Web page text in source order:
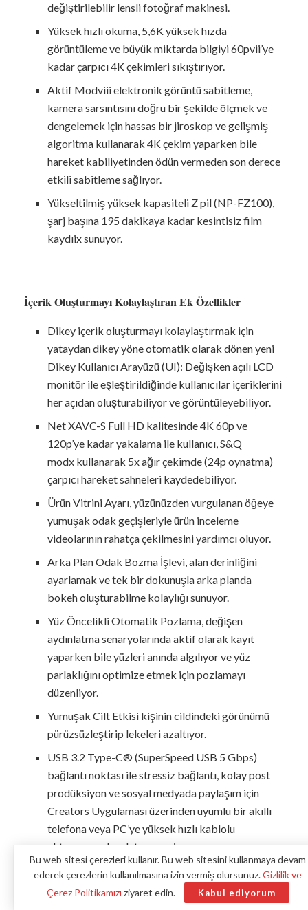
değiştirilebilir lensli fotoğraf makinesi.
Yüksek hızlı okuma, 5,6K yüksek hızda
görüntüleme ve büyük miktarda bilgiyi 60pvii’ye
kadar çarpıcı 4K çekimleri sıkıştırıyor.
Aktif Modviii elektronik görüntü sabitleme,
kamera sarsıntısını doğru bir şekilde ölçmek ve
dengelemek için hassas bir jiroskop ve gelişmiş
algoritma kullanarak 4K çekim yaparken bile
hareket kabiliyetinden ödün vermeden son derece
etkili sabitleme sağlıyor.
Yükseltilmiş yüksek kapasiteli Z pil (NP-FZ100),
şarj başına 195 dakikaya kadar kesintisiz film
kaydıix sunuyor.
İçerik Oluşturmayı Kolaylaştıran Ek Özellikler
Dikey içerik oluşturmayı kolaylaştırmak için
yataydan dikey yöne otomatik olarak dönen yeni
Dikey Kullanıcı Arayüzü (UI): Değişken açılı LCD
monitör ile eşleştirildiğinde kullanıcılar içeriklerini
her açıdan oluşturabiliyor ve görüntüleyebiliyor.
Net XAVC-S Full HD kalitesinde 4K 60p ve
120p’ye kadar yakalama ile kullanıcı, S&Q
modx kullanarak 5x ağır çekimde (24p oynatma)
çarpıcı hareket sahneleri kaydedebiliyor.
Ürün Vitrini Ayarı, yüzünüzden vurgulanan öğeye
yumuşak odak geçişleriyle ürün inceleme
videolarının rahatça çekilmesini yardımcı oluyor.
Arka Plan Odak Bozma İşlevi, alan derinliğini
ayarlamak ve tek bir dokunuşla arka planda
bokeh oluşturabilme kolaylığı sunuyor.
Yüz Öncelikli Otomatik Pozlama, değişen
aydınlatma senaryolarında aktif olarak kayıt
yaparken bile yüzleri anında algılıyor ve yüz
parlaklığını optimize etmek için pozlamayı
düzenliyor.
Yumuşak Cilt Etkisi kişinin cildindeki görünümü
pürüzsüzleştirip lekeleri azaltıyor.
USB 3.2 Type-C® (SuperSpeed USB 5 Gbps)
bağlantı noktası ile stressiz bağlantı, kolay post
prodüksiyon ve sosyal medyada paylaşım için
Creators Uygulaması üzerinden uyumlu bir akıllı
telefona veya PC’ye yüksek hızlı kablolu
aktarımına olanak tanıyorxi.
Hızlandırılmış sahnelerxii kamera içinde
oluşturulurken pozlama aralığı 1 saniyeden 60
saniyeye kadar ayarlanabiliyorxiii.
Bu web sitesi çerezleri kullanır. Bu web sitesini kullanmaya devam
ederek çerezlerin kullanılmasına izin vermiş olursunuz.Gizlilik ve
Çerez Politikamızı ziyaret edin. Kabul ediyorum